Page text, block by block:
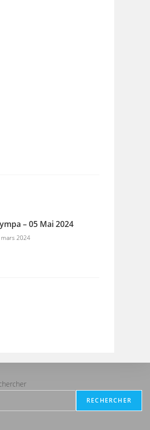
– 05 Mai 2024
2024
RECHERCHER